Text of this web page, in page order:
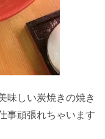
味しい炭焼きの焼き
事頑張れちゃいます